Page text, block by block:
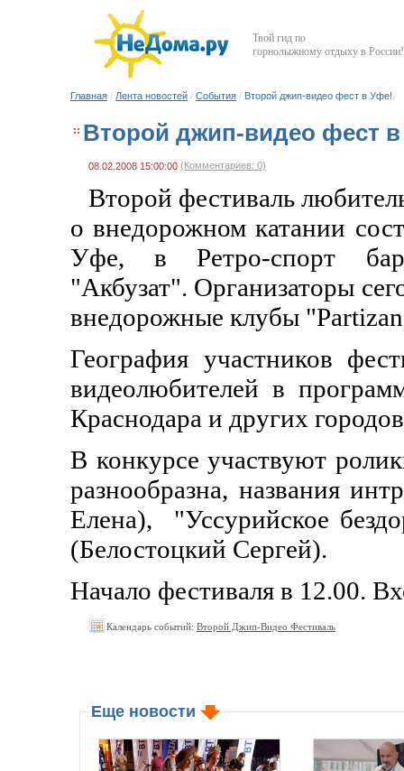
Твой гид по
горнолыжному отдыху в России!
Главная / Лента новостей / События / Второй джип-видео фест в Уфе!
Второй джип-видео фест
08.02.2008 15:00:00 (Комментариев: 0)
Второй фестиваль
о внедорожном катании
Уфе, в Ретро-спорт
"Акбузат". Организаторы
внедорожные клубы
География участников
видеолюбителей в
Краснодара и других
В конкурсе участвуют
разнообразна, названия
Елена), "Уссурийское
(Белостоцкий Сергей).
Начало фестиваля в 12.00.
Календарь событий: Второй Джип-Видео Фестиваль
Еще новости